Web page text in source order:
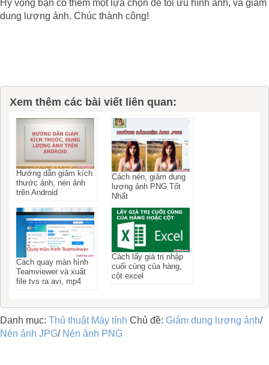
Hy vọng bạn có thêm một lựa chọn để tối ưu hình ảnh, và giảm
dung lượng ảnh. Chúc thành công!
Xem thêm các bài viết liên quan:
Hướng dẫn giảm kích
thước ảnh, nén ảnh
trên Android
Cách nén, giảm dung
lượng ảnh PNG Tốt
Nhất
Cách quay màn hình
Teamviewer và xuất
file tvs ra avi, mp4
Cách lấy giá trị nhập
cuối cùng của hàng,
cột excel
Danh mục: Thủ thuật Máy tính Chủ đề: Giảm dung lượng ảnh/
Nén ảnh JPG/ Nén ảnh PNG